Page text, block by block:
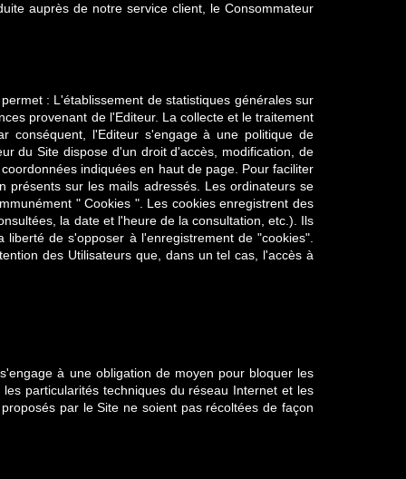
auprès de notre service client, le Consommateur
: L'établissement de statistiques générales sur
provenant de l'Editeur. La collecte et le traitement
conséquent, l'Editeur s'engage à une politique de
du Site dispose d'un droit d'accès, modification, de
indiquées en haut de page. Pour faciliter
présents sur les mails adressés. Les ordinateurs se
" Cookies ". Les cookies enregistrent des
la date et l'heure de la consultation, etc.). Ils
de s'opposer à l'enregistrement de "cookies".
des Utilisateurs que, dans un tel cas, l'accès à
à une obligation de moyen pour bloquer les
particularités techniques du réseau Internet et les
par le Site ne soient pas récoltées de façon